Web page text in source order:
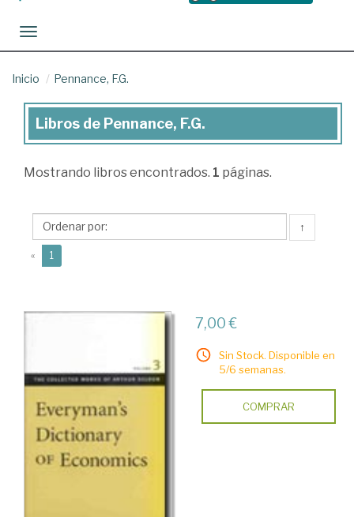
Toggle navigation
Inicio Pennance, F.G.
Libros
Pennance,
Libros de Pennance, F.G.
Mostrando libros encontrados. 1 páginas.
↑
« 1
7,00 €
Sin Stock. Disponible en
5/6 semanas.
COMPRAR